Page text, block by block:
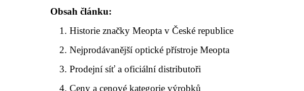
Obsah článku:
Historie značky Meopta v České republice
Nejprodávanější optické přístroje Meopta
Prodejní síť a oficiální distributoři
Ceny a cenové kategorie výrobků